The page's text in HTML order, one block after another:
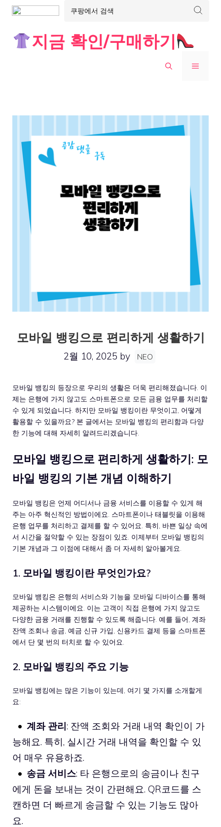
지금 확인/구매하기
MENU
모바일 뱅킹으로 편리하게 생활하기
2월 10, 2025 by NEO
모바일 뱅킹의 등장으로 우리의 생활은 더욱 편리해졌습니다. 이
제는 은행에 가지 않고도 스마트폰으로 모든 금융 업무를 처리할
수 있게 되었습니다. 하지만 모바일 뱅킹이란 무엇이고, 어떻게
활용할 수 있을까요? 본 글에서는 모바일 뱅킹의 편리함과 다양
한 기능에 대해 자세히 알려드리겠습니다.
모바일 뱅킹으로 편리하게 생활하기: 모
바일 뱅킹의 기본 개념 이해하기
모바일 뱅킹은 언제 어디서나 금융 서비스를 이용할 수 있게 해
주는 아주 혁신적인 방법이에요. 스마트폰이나 태블릿을 이용해
은행 업무를 처리하고 결제를 할 수 있어요. 특히, 바쁜 일상 속에
서 시간을 절약할 수 있는 장점이 있죠. 이제부터 모바일 뱅킹의
기본 개념과 그 이점에 대해서 좀 더 자세히 알아볼게요.
1. 모바일 뱅킹이란 무엇인가요?
모바일 뱅킹은 은행의 서비스와 기능을 모바일 디바이스를 통해
제공하는 시스템이에요. 이는 고객이 직접 은행에 가지 않고도
다양한 금융 거래를 진행할 수 있도록 해줍니다. 예를 들어, 계좌
잔액 조회나 송금, 예금 신규 가입, 신용카드 결제 등을 스마트폰
에서 단 몇 번의 터치로 할 수 있어요.
2. 모바일 뱅킹의 주요 기능
모바일 뱅킹에는 많은 기능이 있는데, 여기 몇 가지를 소개할게
요:
계좌 관리: 잔액 조회와 거래 내역 확인이 가
능해요. 특히, 실시간 거래 내역을 확인할 수 있
어 매우 유용하죠.
송금 서비스: 타 은행으로의 송금이나 친구
에게 돈을 보내는 것이 간편해요. QR코드를 스
캔하면 더 빠르게 송금할 수 있는 기능도 많아
요.